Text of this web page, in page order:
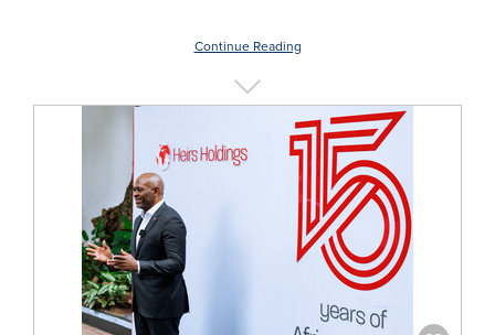
Continue Reading